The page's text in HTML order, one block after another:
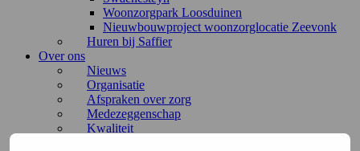
Woonzorgpark Loosduinen
Nieuwbouwproject woonzorglocatie Zeevonk
Huren bij Saffier
Over ons
Nieuws
Organisatie
Afspraken over zorg
Medezeggenschap
Kwaliteit